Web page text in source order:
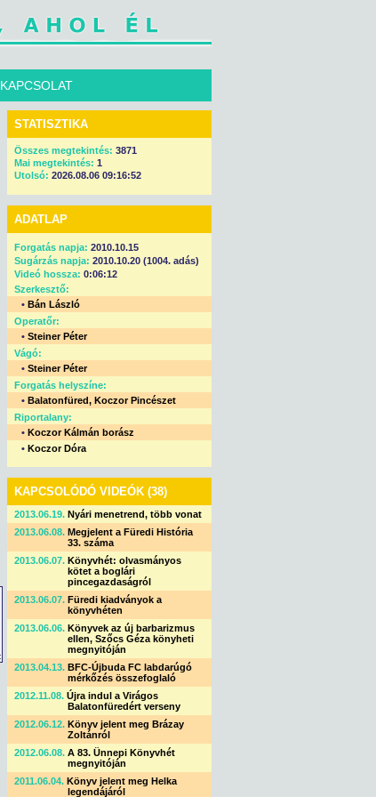
KAPCSOLAT
STATISZTIKA
Összes megtekintés: 3871
Mai megtekintés: 1
Utolsó: 2026.08.06 09:16:52
ADATLAP
Forgatás napja: 2010.10.15
Sugárzás napja: 2010.10.20 (1004. adás)
Videó hossza: 0:06:12
Szerkesztő:
• Bán László
Operatőr:
• Steiner Péter
Vágó:
• Steiner Péter
Forgatás helyszíne:
• Balatonfüred, Koczor Pincészet
Riportalany:
• Koczor Kálmán borász
• Koczor Dóra
KAPCSOLÓDÓ VIDEÓK (38)
2013.06.19. Nyári menetrend, több vonat
2013.06.08. Megjelent a Füredi História
33. száma
2013.06.07. Könyvhét: olvasmányos
kötet a boglári
pincegazdaságról
2013.06.07. Füredi kiadványok a
könyvhéten
2013.06.06. Könyvek az új barbarizmus
ellen, Szőcs Géza könyheti
megnyitóján
2013.04.13. BFC-Újbuda FC labdarúgó
mérkőzés összefoglaló
2012.11.08. Újra indul a Virágos
Balatonfüredért verseny
2012.06.12. Könyv jelent meg Brázay
Zoltánról
2012.06.08. A 83. Ünnepi Könyvhét
megnyitóján
2011.06.04. Könyv jelent meg Helka
legendájáról